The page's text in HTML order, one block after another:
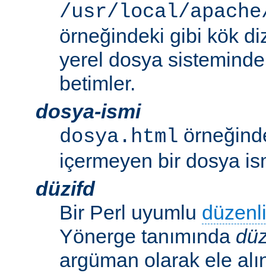
/usr/local/
örneğindeki gibi kök
yerel dosya
betimler.
dosya-ismi
dosya.html
içermeyen bir dosya
düzifd
Bir Perl uyumlu
Yönerge tanımında
argüman olarak ele